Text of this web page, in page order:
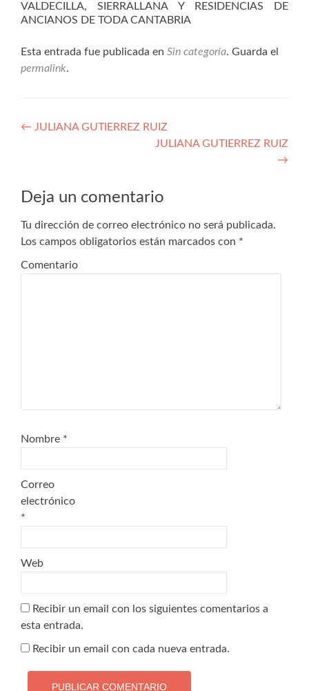
VALDECILLA, SIERRALLANA Y RESIDENCIAS DE
ANCIANOS DE TODA CANTABRIA
Esta entrada fue publicada en Sin categoría. Guarda el
permalink.
Navegación
← JULIANA GUTIERREZ RUIZ
JULIANA GUTIERREZ RUIZ
→
Deja un comentario
Tu dirección de correo electrónico no será publicada.
Los campos obligatorios están marcados con *
Comentario
Nombre *
Correo
electrónico
*
Web
Recibir un email con los siguientes comentarios a
esta entrada.
Recibir un email con cada nueva entrada.